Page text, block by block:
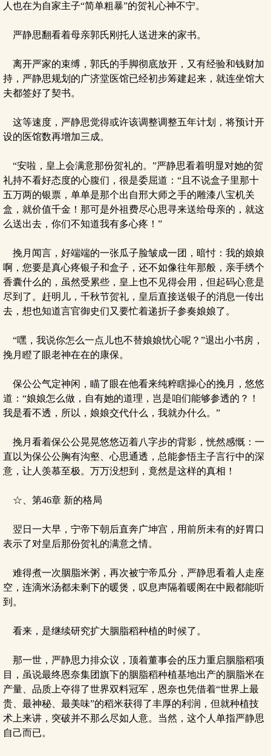
人也在为自家主子“简单粗暴”的贺礼心神不宁。
严静思翻看着母亲郭氏刚托人送进来的家书。
离开严家的束缚，郭氏的手脚彻底放开，又有经验和钱财加
持，严静思规划的广济堂医馆已经初步筹建起来，就连坐馆大
夫都签好了契书。
这等速度，严静思觉得或许该调整调整五年计划，将预计开
设的医馆数再增加三成。
“安啦，皇上会满意那份贺礼的。”严静思看着明显对她的贺
礼持不看好态度的心腹们，很是委屈道：“且不说盒子里那十
五万两的银票，单单是那个出自邢大师之手的雕漆八宝机关
盒，就价值千金！那可是外祖费尽心思寻来送给母亲的，就这
么送出去，你们不知道我有多心疼！”
挽月闻言，好端端的一张瓜子脸皱成一团，暗忖：我的娘娘
啊，您要是真心疼银子和盒子，还不如像往年那般，亲手绣个
香囊什么的，虽然受累些，皇上也不见得会用，但起码心意是
尽到了。赶明儿，千秋节贺礼，皇后直接送银子的消息一传出
去，想也知道言官御史们又要忙着递折子参奏娘娘了。
“嘿，我说你怎么一点儿也不替娘娘忧心呢？”退出小书房，
挽月瞪了眼老神在在的康保。
保公公气定神闲，瞄了眼在他看来纯粹瞎操心的挽月，悠悠
道：“娘娘怎么做，自有她的道理，岂是咱们能够参透的？！
我是看不透，所以，娘娘交代什么，我就办什么。”
挽月看着保公公晃晃悠悠迈着八字步的背影，恍然感慨：一
直以为保公公胸有沟壑、心思通透，总能参悟主子言行中的深
意，让人羡慕至极。万万没想到，竟然是这样的真相！
☆、第46章 新的格局
翌日一大早，宁帝下朝后直奔广坤宫，用前所未有的好胃口
表示了对皇后那份贺礼的满意之情。
难得煮一次胭脂米粥，再次被宁帝瓜分，严静思看着人走座
空，连滴米汤都未剩下的暖煲，叹息声隔着暖阁在中殿都能听
到。
看来，是继续研究扩大胭脂稻种植的时候了。
那一世，严静思力排众议，顶着董事会的压力重启胭脂稻项
目，虽说最终恩奈集团旗下的胭脂稻种植基地出产的胭脂米在
产量、品质上夺得了世界双料冠军，恩奈也凭借着“世界上最
贵、最神秘、最美味”的稻米获得了丰厚的利润，但就种植技
术上来讲，突破并不那么尽如人意。当然，这个人单指严静思
自己而已。